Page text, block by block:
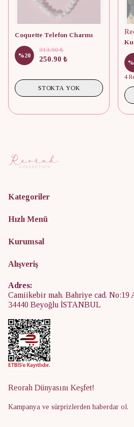
Coquette Telefon Charmı
%20
313.90 ₺
250.90 ₺
STOKTA YOK
%
4
Kategoriler
Hızlı Menü
Kurumsal
Alışveriş
Adres:
Camiikebir mah. Bahriye cad. No:19
34440 Beyoğlu İSTANBUL
Reorah Dünyasını Keşfet!
Kampanya ve sürprizlerden haberdar ol.